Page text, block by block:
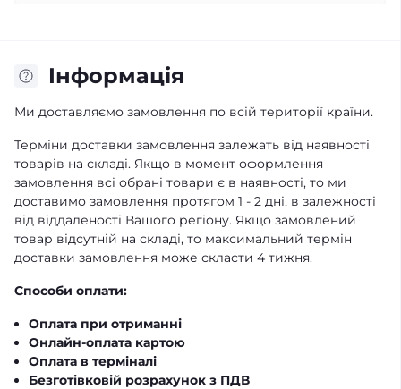
Iнформація
Ми доставляємо замовлення по всій території країни.
Терміни доставки замовлення залежать від наявності
товарів на складі. Якщо в момент оформлення
замовлення всі обрані товари є в наявності, то ми
доставимо замовлення протягом 1 - 2 дні, в залежності
від віддаленості Вашого регіону. Якщо замовлений
товар відсутній на складі, то максимальний термін
доставки замовлення може скласти 4 тижня.
Способи оплати:
Оплата при отриманні
Онлайн-оплата картою
Оплата в терміналі
Безготівковій розрахунок з ПДВ